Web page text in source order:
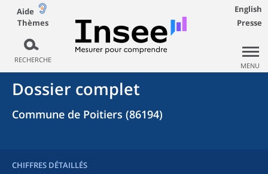
Aide
Thèmes
RECHERCHE
English
Presse
MENU
Dossier complet
Commune de Poitiers (86194)
CHIFFRES DÉTAILLÉS